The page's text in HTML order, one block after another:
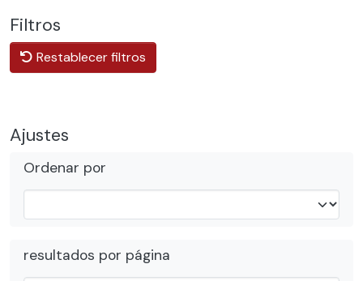
Filtros
Restablecer filtros
Ajustes
Ordenar por
resultados por página